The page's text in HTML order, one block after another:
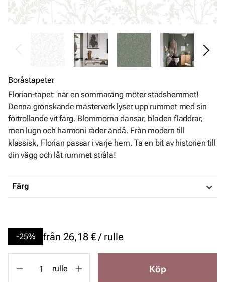
Boråstapeter
Florian-tapet: när en sommaräng möter stadshemmet!
Denna grönskande mästerverk lyser upp rummet med sin
förtrollande vit färg. Blommorna dansar, bladen fladdrar,
men lugn och harmoni råder ändå. Från modern till
klassisk, Florian passar i varje hem. Ta en bit av historien till
din vägg och låt rummet stråla!
Färg
-25% från 26,18 € / rulle
rulle Köp